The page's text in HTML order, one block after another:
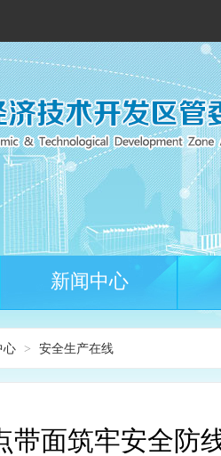
新闻中心
心 > 安全生产在线
带面筑牢安全防